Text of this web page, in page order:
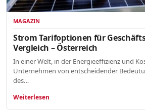
MAGAZIN
Strom Tarifoptionen für
Vergleich – Österreich
In einer Welt, in der Energieeffizienz und
Unternehmen von entscheidender
des…
Weiterlesen